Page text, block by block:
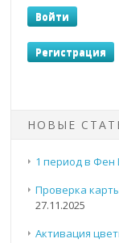
НОВЫЕ
1 период в
Проверка
27.11.2025
Активация